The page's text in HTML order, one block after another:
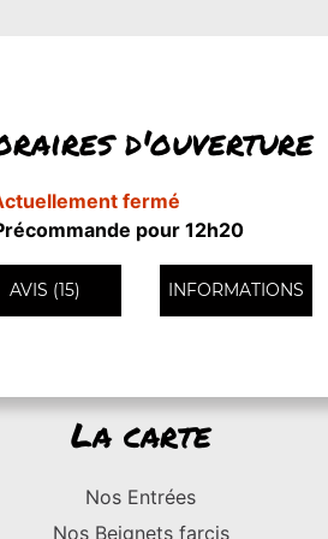
d'ouverture
fermé
pour 12h20
AVIS (15) INFORMATIONS
La carte
Nos Entrées
Nos Beignets farcis